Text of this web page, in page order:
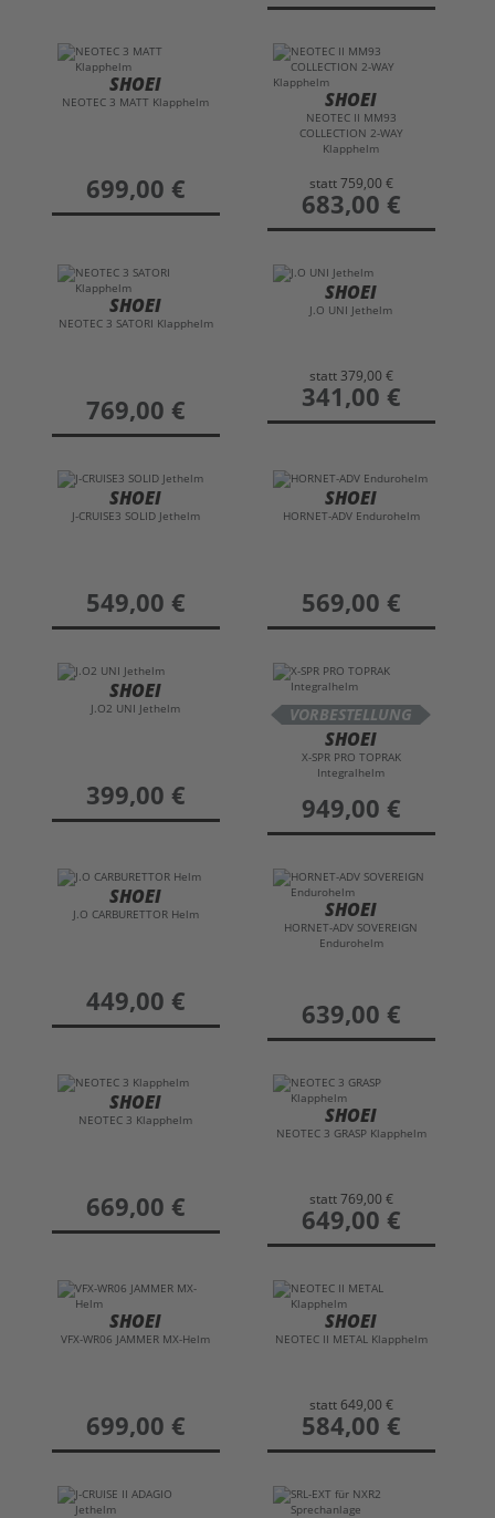
SHOEI
NEOTEC 3 MATT Klapphelm
preis
699,00 €
SHOEI
NEOTEC II MM93
COLLECTION 2-WAY
Klapphelm
statt 759,00 €
preis
683,00 €
SHOEI
NEOTEC 3 SATORI Klapphelm
preis
769,00 €
SHOEI
J.O UNI Jethelm
statt 379,00 €
preis
341,00 €
SHOEI
J-CRUISE3 SOLID Jethelm
preis
549,00 €
SHOEI
HORNET-ADV Endurohelm
preis
569,00 €
SHOEI
J.O2 UNI Jethelm
preis
399,00 €
VORBESTELLUNG
SHOEI
X-SPR PRO TOPRAK
Integralhelm
preis
949,00 €
SHOEI
J.O CARBURETTOR Helm
preis
449,00 €
SHOEI
HORNET-ADV SOVEREIGN
Endurohelm
preis
639,00 €
SHOEI
NEOTEC 3 Klapphelm
preis
669,00 €
SHOEI
NEOTEC 3 GRASP Klapphelm
statt 769,00 €
preis
649,00 €
SHOEI
VFX-WR06 JAMMER MX-Helm
preis
699,00 €
SHOEI
NEOTEC II METAL Klapphelm
statt 649,00 €
preis
584,00 €